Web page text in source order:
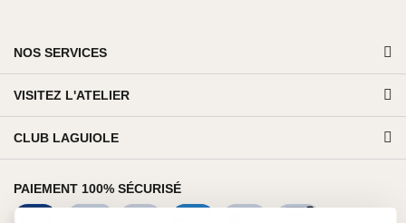
NOS SERVICES
VISITEZ L'ATELIER
CLUB LAGUIOLE
PAIEMENT 100% SÉCURISÉ